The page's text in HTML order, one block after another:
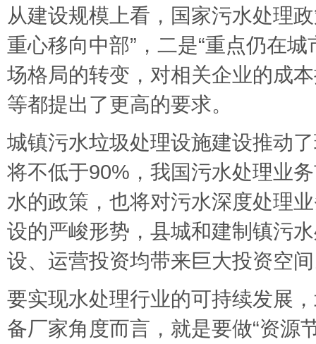
从建设规模上看，国家污水处理
重心移向中部”，二是“重点仍在
场格局的转变，对相关企业的成
等都提出了更高的要求。
城镇污水垃圾处理设施建设推动
将不低于90%，我国污水处理业
水的政策，也将对污水深度处理
设的严峻形势，县城和建制镇污
设、运营投资均带来巨大投资空
要实现水处理行业的可持续发展，
备厂家角度而言，就是要做“资源